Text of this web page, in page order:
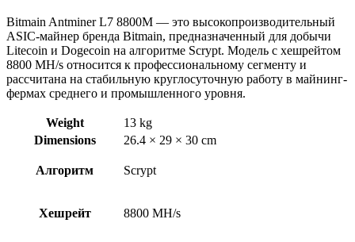
Bitmain Antminer L7 8800M — это высокопроизводительный
ASIC-майнер бренда Bitmain, предназначенный для добычи
Litecoin и Dogecoin на алгоритме Scrypt. Модель с хешрейтом
8800 MH/s относится к профессиональному сегменту и
рассчитана на стабильную круглосуточную работу в майнинг-
фермах среднего и промышленного уровня.
Weight
13 kg
Dimensions
26.4 × 29 × 30 cm
Алгоритм Scrypt
Хешрейт 8800 MH/s